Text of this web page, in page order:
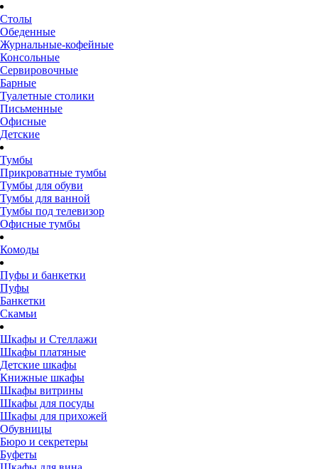
Столы
Обеденные
Журнальные-кофейные
Консольные
Сервировочные
Барные
Туалетные столики
Письменные
Офисные
Детские
Тумбы
Прикроватные тумбы
Тумбы для обуви
Тумбы для ванной
Тумбы под телевизор
Офисные тумбы
Комоды
Пуфы и банкетки
Пуфы
Банкетки
Скамьи
Шкафы и Стеллажи
Шкафы платяные
Детские шкафы
Книжные шкафы
Шкафы витрины
Шкафы для посуды
Шкафы для прихожей
Обувницы
Бюро и секретеры
Буфеты